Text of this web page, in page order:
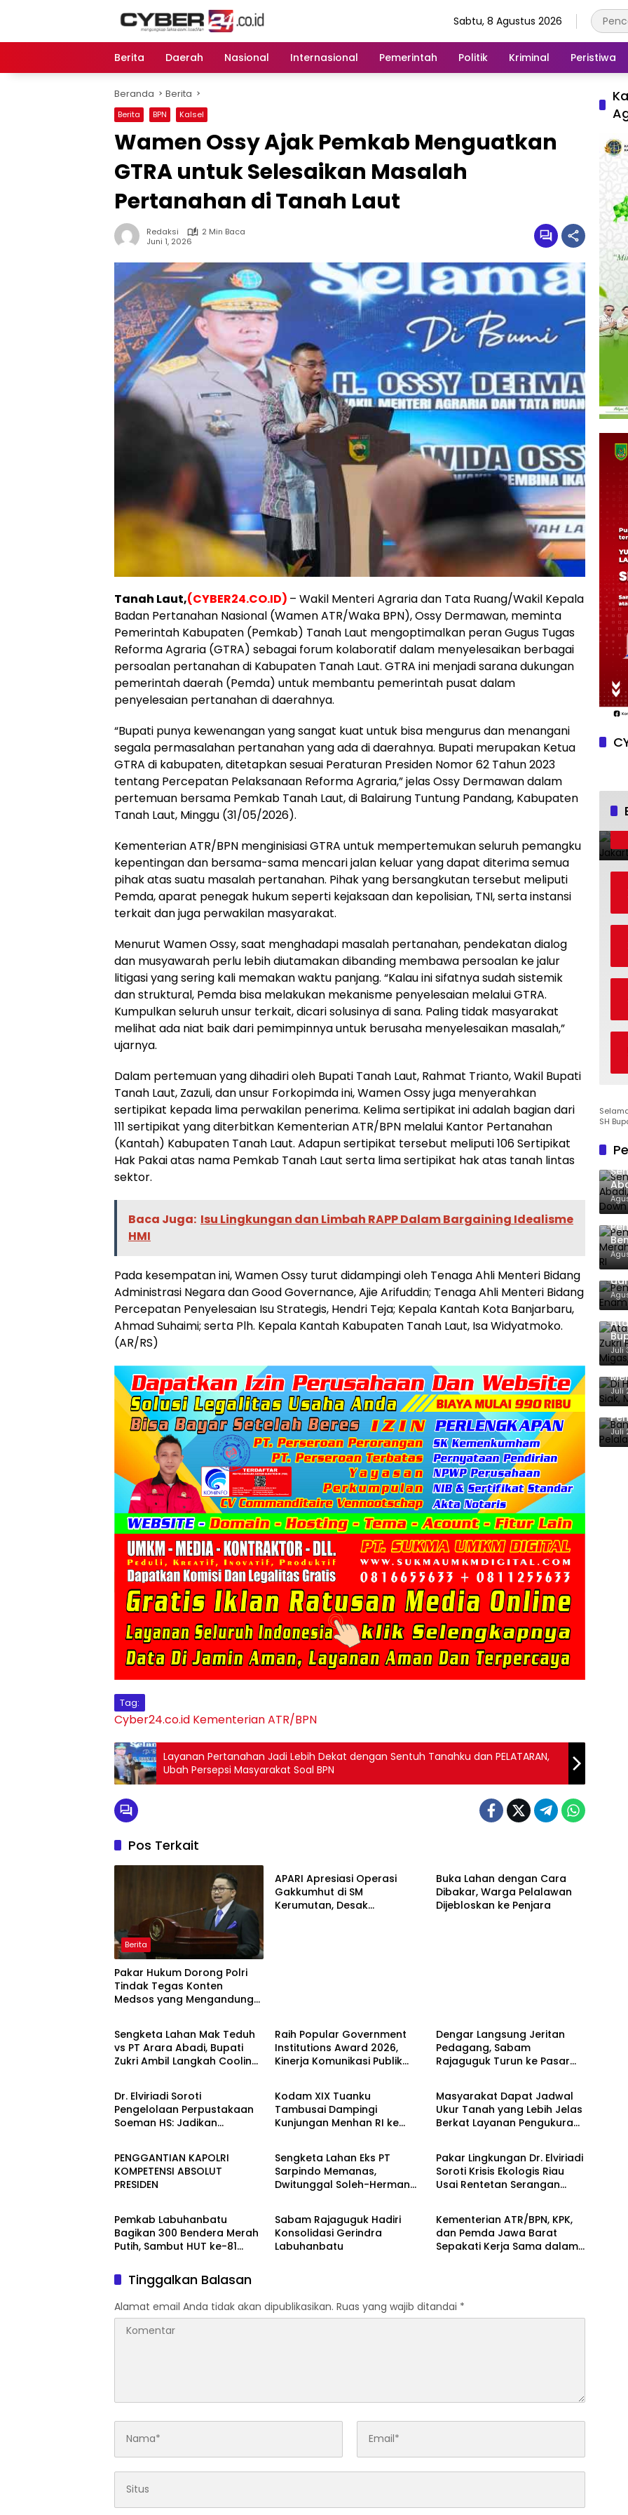
Sabtu, 8 Agustus 2026
Berita Daerah Nasional Internasional Pemerintah Politik Kriminal Peristiwa
Beranda Berita
Berita BPN Kalsel
Wamen Ossy Ajak Pemkab Menguatkan
GTRA untuk Selesaikan Masalah
Pertanahan di Tanah Laut
Redaksi
2 Min Baca
Juni 1, 2026
Tanah Laut,(CYBER24.CO.ID) – Wakil Menteri Agraria dan Tata Ruang/Wakil Kepala
Badan Pertanahan Nasional (Wamen ATR/Waka BPN), Ossy Dermawan, meminta
Pemerintah Kabupaten (Pemkab) Tanah Laut mengoptimalkan peran Gugus Tugas
Reforma Agraria (GTRA) sebagai forum kolaboratif dalam menyelesaikan berbagai
persoalan pertanahan di Kabupaten Tanah Laut. GTRA ini menjadi sarana dukungan
pemerintah daerah (Pemda) untuk membantu pemerintah pusat dalam
penyelesaian pertanahan di daerahnya.
“Bupati punya kewenangan yang sangat kuat untuk bisa mengurus dan menangani
segala permasalahan pertanahan yang ada di daerahnya. Bupati merupakan Ketua
GTRA di kabupaten, ditetapkan sesuai Peraturan Presiden Nomor 62 Tahun 2023
tentang Percepatan Pelaksanaan Reforma Agraria,” jelas Ossy Dermawan dalam
pertemuan bersama Pemkab Tanah Laut, di Balairung Tuntung Pandang, Kabupaten
Tanah Laut, Minggu (31/05/2026).
Kementerian ATR/BPN menginisiasi GTRA untuk mempertemukan seluruh pemangku
kepentingan dan bersama-sama mencari jalan keluar yang dapat diterima semua
pihak atas suatu masalah pertanahan. Pihak yang bersangkutan tersebut meliputi
Pemda, aparat penegak hukum seperti kejaksaan dan kepolisian, TNI, serta instansi
terkait dan juga perwakilan masyarakat.
Menurut Wamen Ossy, saat menghadapi masalah pertanahan, pendekatan dialog
dan musyawarah perlu lebih diutamakan dibanding membawa persoalan ke jalur
litigasi yang sering kali memakan waktu panjang. “Kalau ini sifatnya sudah sistemik
dan struktural, Pemda bisa melakukan mekanisme penyelesaian melalui GTRA.
Kumpulkan seluruh unsur terkait, dicari solusinya di sana. Paling tidak masyarakat
melihat ada niat baik dari pemimpinnya untuk berusaha menyelesaikan masalah,”
ujarnya.
Dalam pertemuan yang dihadiri oleh Bupati Tanah Laut, Rahmat Trianto, Wakil Bupati
Tanah Laut, Zazuli, dan unsur Forkopimda ini, Wamen Ossy juga menyerahkan
sertipikat kepada lima perwakilan penerima. Kelima sertipikat ini adalah bagian dari
111 sertipikat yang diterbitkan Kementerian ATR/BPN melalui Kantor Pertanahan
(Kantah) Kabupaten Tanah Laut. Adapun sertipikat tersebut meliputi 106 Sertipikat
Hak Pakai atas nama Pemkab Tanah Laut serta lima sertipikat hak atas tanah lintas
sektor.
Baca Juga: Isu Lingkungan dan Limbah RAPP Dalam Bargaining Idealisme
HMI
Pada kesempatan ini, Wamen Ossy turut didampingi oleh Tenaga Ahli Menteri Bidang
Administrasi Negara dan Good Governance, Ajie Arifuddin; Tenaga Ahli Menteri Bidang
Percepatan Penyelesaian Isu Strategis, Hendri Teja; Kepala Kantah Kota Banjarbaru,
Ahmad Suhaimi; serta Plh. Kepala Kantah Kabupaten Tanah Laut, Isa Widyatmoko.
(AR/RS)
Tag:
Cyber24.co.id Kementerian ATR/BPN
Layanan Pertanahan Jadi Lebih Dekat dengan Sentuh Tanahku dan PELATARAN,
Ubah Persepsi Masyarakat Soal BPN
Pos Terkait
Berita
Pakar Hukum Dorong Polri
Tindak Tegas Konten
Medsos yang Mengandung
APARI Apresiasi Operasi
Gakkumhut di SM
Kerumutan, Desak
Buka Lahan dengan Cara
Dibakar, Warga Pelalawan
Dijebloskan ke Penjara
Berita
Sengketa Lahan Mak Teduh
vs PT Arara Abadi, Bupati
Zukri Ambil Langkah Cooling
Raih Popular Government
Institutions Award 2026,
Kinerja Komunikasi Publik
Dengar Langsung Jeritan
Pedagang, Sabam
Rajaguguk Turun ke Pasar
Berita
Dr. Elviriadi Soroti
Pengelolaan Perpustakaan
Soeman HS: Jadikan
Intelektual
Berita
Kodam XIX Tuanku
Tambusai Dampingi
Kunjungan Menhan RI ke
Satuan
Berita
Masyarakat Dapat Jadwal
Ukur Tanah yang Lebih Jelas
Berkat Layanan Pengukuran
Berita
PENGGANTIAN KAPOLRI
KOMPETENSI ABSOLUT
PRESIDEN
Berita
Sengketa Lahan Eks PT
Sarpindo Memanas,
Dwitunggal Soleh-Herman
Berita
Pakar Lingkungan Dr. Elviriadi
Soroti Krisis Ekologis Riau
Usai Rentetan Serangan
Beruang Terhadap Warga
Berita
Pemkab Labuhanbatu
Bagikan 300 Bendera Merah
Putih, Sambut HUT ke-81
Berita
Sabam Rajaguguk Hadiri
Konsolidasi Gerindra
Labuhanbatu
Berita
Kementerian ATR/BPN, KPK,
dan Pemda Jawa Barat
Sepakati Kerja Sama dalam
Tinggalkan Balasan
Alamat email Anda tidak akan dipublikasikan. Ruas yang wajib ditandai *
SH
Juli
Di
Juli
Juli